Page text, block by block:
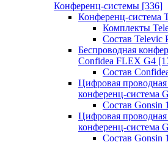
Конференц-системы [336]
Конференц-система
Комплекты
Состав Televic
Беспроводная
Confidea FLEX G4
Состав
Цифровая
конференц-система
Состав Gonsin
Цифровая
конференц-система
Состав Gonsin